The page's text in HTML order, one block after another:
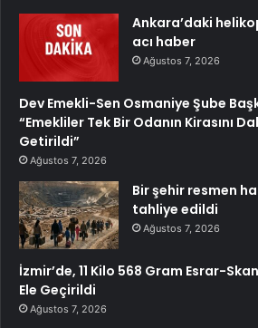
Ankara’daki
acı haber
Ağustos 7, 2026
Dev Emekli-Sen Osmaniye Şube
“Emekliler Tek Bir Odanın Kirasını
Getirildi”
Ağustos 7, 2026
Bir şehir resmen
tahliye edildi
Ağustos 7, 2026
İzmir’de, 11 Kilo 568 Gram Esrar-
Ele Geçirildi
Ağustos 7, 2026